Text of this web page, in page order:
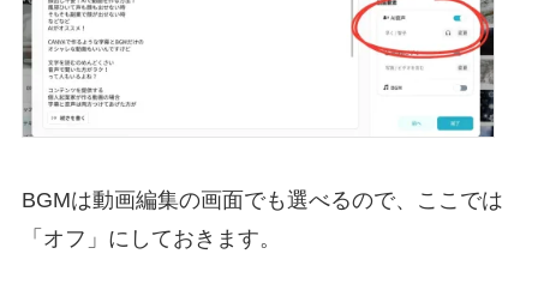
BGMは動画編集の画面でも選べるので、ここでは
「オフ」にしておきます。